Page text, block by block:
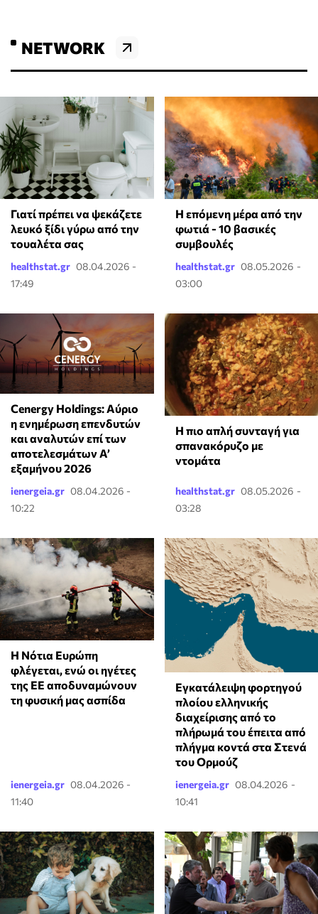
NETWORK
Γιατί πρέπει να ψεκάζετε
λευκό ξίδι γύρω από την
τουαλέτα σας
healthstat.gr 08.04.2026 -
17:49
Η επόμενη μέρα από την
φωτιά - 10 βασικές
συμβουλές
healthstat.gr 08.05.2026 -
03:00
Cenergy Holdings: Αύριο
η ενημέρωση επενδυτών
και αναλυτών επί των
αποτελεσμάτων A’
εξαμήνου 2026
ienergeia.gr 08.04.2026 -
10:22
Η πιο απλή συνταγή για
σπανακόρυζο με
ντομάτα
healthstat.gr 08.05.2026 -
03:28
Η Νότια Ευρώπη
φλέγεται, ενώ οι ηγέτες
της ΕΕ αποδυναμώνουν
τη φυσική μας ασπίδα
ienergeia.gr 08.04.2026 -
11:40
Εγκατάλειψη φορτηγού
πλοίου ελληνικής
διαχείρισης από το
πλήρωμά του έπειτα από
πλήγμα κοντά στα Στενά
του Ορμούζ
ienergeia.gr 08.04.2026 -
10:41